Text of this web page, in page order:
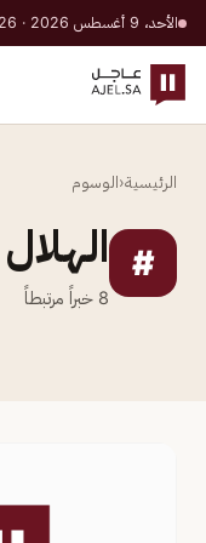
الأحد، 9 أغسطس 2026 · 26 صفر 1448 هـ
الرئيسية‹الوسوم
#
8 خبراً مرتبطاً